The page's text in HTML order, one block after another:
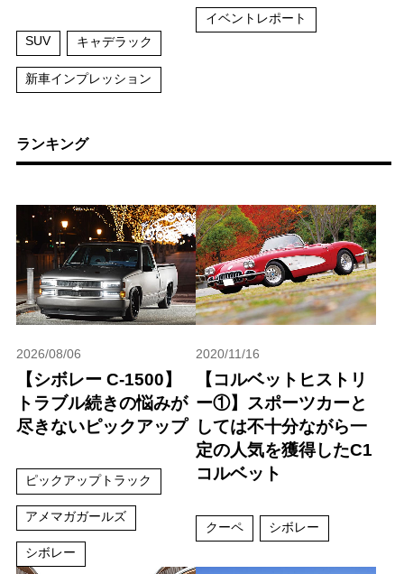
SUV キャデラック
新車インプレッション
イベントレポート
ランキング
2026/08/06
【シボレー C-1500】
トラブル続きの悩みが
尽きないピックアップ
ピックアップトラック
アメマガガールズ
シボレー
2020/11/16
【コルベットヒストリ
ー①】スポーツカーと
しては不十分ながら一
定の人気を獲得したC1
コルベット
クーペ シボレー